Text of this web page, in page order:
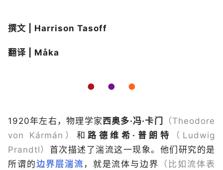
撰文 | Harrison Tasoff
翻译 | Måka
● ● ●
1920年左右，物理学家西奥多·冯·卡门
（Theodore
von Kármán） 和路德维希·普朗特
（Ludwig
Prandtl） 首次描述了湍流这一现象。他们研究的是
所谓的边界层湍流 ，就是流体与边界
（比如流体表